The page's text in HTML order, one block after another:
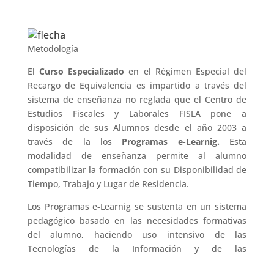
Metodología
El Curso Especializadoen el Régimen Especial del
Recargo de Equivalencia es impartido a través del
sistema de enseñanza no reglada que el Centro de
Estudios Fiscales y Laborales FISLA pone a
disposición de sus Alumnos desde el año 2003 a
través de la los Programas e-Learnig. Esta
modalidad de enseñanza permite al alumno
compatibilizar la formación con su Disponibilidad de
Tiempo, Trabajo y Lugar de Residencia.
Los Programas e-Learnig se sustenta en un sistema
pedagógico basado en las necesidades formativas
del alumno, haciendo uso intensivo de las
Tecnologías de la Información y de las